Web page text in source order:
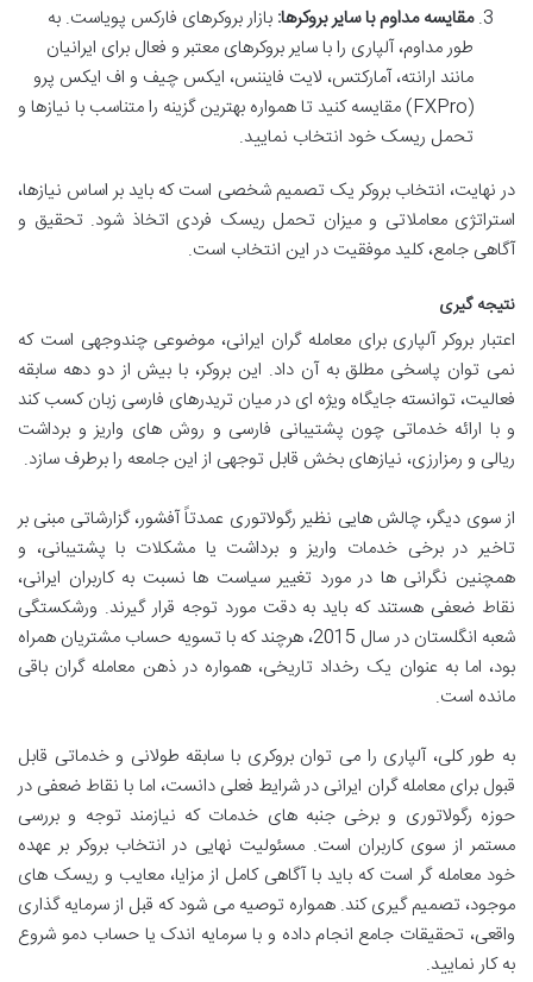
مقایسه مداوم با سایر بروکرها: بازار بروکرهای فارکس پویاست. به
طور مداوم، آلپاری را با سایر بروکرهای معتبر و فعال برای ایرانیان
مانند ارانته، آمارکتس، لایت فایننس، ایکس چیف و اف ایکس پرو
(FXPro) مقایسه کنید تا همواره بهترین گزینه را متناسب با نیازها و
تحمل ریسک خود انتخاب نمایید.
در نهایت، انتخاب بروکر یک تصمیم شخصی است که باید بر اساس نیازها،
استراتژی معاملاتی و میزان تحمل ریسک فردی اتخاذ شود. تحقیق و
آگاهی جامع، کلید موفقیت در این انتخاب است.
نتیجه گیری
اعتبار بروکر آلپاری برای معامله گران ایرانی، موضوعی چندوجهی است که
نمی توان پاسخی مطلق به آن داد. این بروکر، با بیش از دو دهه سابقه
فعالیت، توانسته جایگاه ویژه ای در میان تریدرهای فارسی زبان کسب کند
و با ارائه خدماتی چون پشتیبانی فارسی و روش های واریز و برداشت
ریالی و رمزارزی، نیازهای بخش قابل توجهی از این جامعه را برطرف سازد.
از سوی دیگر، چالش هایی نظیر رگولاتوری عمدتاً آفشور، گزارشاتی مبنی بر
تاخیر در برخی خدمات واریز و برداشت یا مشکلات با پشتیبانی، و
همچنین نگرانی ها در مورد تغییر سیاست ها نسبت به کاربران ایرانی،
نقاط ضعفی هستند که باید به دقت مورد توجه قرار گیرند. ورشکستگی
شعبه انگلستان در سال 2015، هرچند که با تسویه حساب مشتریان همراه
بود، اما به عنوان یک رخداد تاریخی، همواره در ذهن معامله گران باقی
مانده است.
به طور کلی، آلپاری را می توان بروکری با سابقه طولانی و خدماتی قابل
قبول برای معامله گران ایرانی در شرایط فعلی دانست، اما با نقاط ضعفی در
حوزه رگولاتوری و برخی جنبه های خدمات که نیازمند توجه و بررسی
مستمر از سوی کاربران است. مسئولیت نهایی در انتخاب بروکر بر عهده
خود معامله گر است که باید با آگاهی کامل از مزایا، معایب و ریسک های
موجود، تصمیم گیری کند. همواره توصیه می شود که قبل از سرمایه گذاری
واقعی، تحقیقات جامع انجام داده و با سرمایه اندک یا حساب دمو شروع
به کار نمایید.